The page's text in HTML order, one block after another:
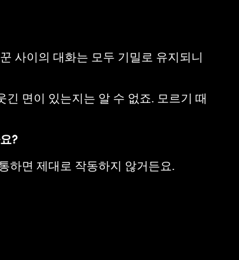
사이의 대화는 모두 기밀로 유지되니
면이 있는지는 알 수 없죠. 모르기 때
?
하면 제대로 작동하지 않거든요.